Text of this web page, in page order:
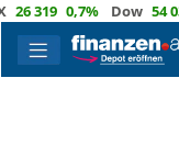
26 319 0,7% Dow 54 037